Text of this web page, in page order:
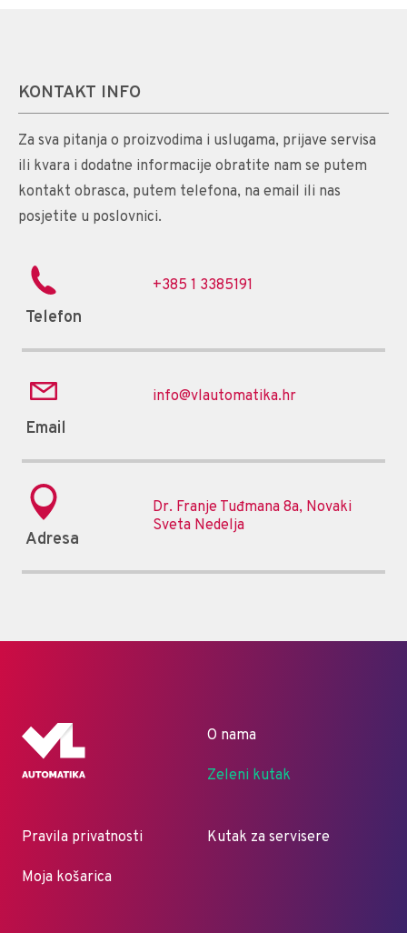
KONTAKT INFO
Za sva pitanja o proizvodima i uslugama, prijave servisa
ili kvara i dodatne informacije obratite nam se putem
kontakt obrasca, putem telefona, na email ili nas
posjetite u poslovnici.
Telefon
+385 1 3385191
Email
info@vlautomatika.hr
Adresa
Dr. Franje Tuđmana 8a, Novaki
Sveta Nedelja
O nama
Zeleni kutak
Pravila privatnosti
Moja košarica
Kutak za servisere